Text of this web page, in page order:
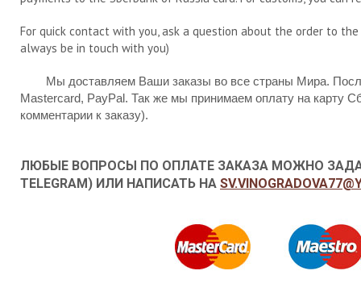
For quick contact with you, ask a question about the order to
always be in touch with you)
Мы доставляем Ваши заказы во все страны Мира. После
Mastercard, PayPal. Так же мы принимаем оплату на карту
комментарии к заказу).
ЛЮБЫЕ ВОПРОСЫ ПО ОПЛАТЕ ЗАКАЗА МОЖНО ЗАДАТЬ
TELEGRAM) ИЛИ НАПИСАТЬ НА